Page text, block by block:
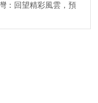
：回望精彩風雲，預